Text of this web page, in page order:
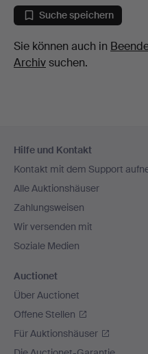
Suche speichern
Sie können auch in
Archivsuchen.
Navigation
Hilfe und Kontakt
Kontakt mit dem Support
Alle Auktionshäuser
Zahlungsweisen
Wir versenden mit
Soziale Medien
Auctionet
Über Auctionet
Offene Stellen
Für Auktionshäuser